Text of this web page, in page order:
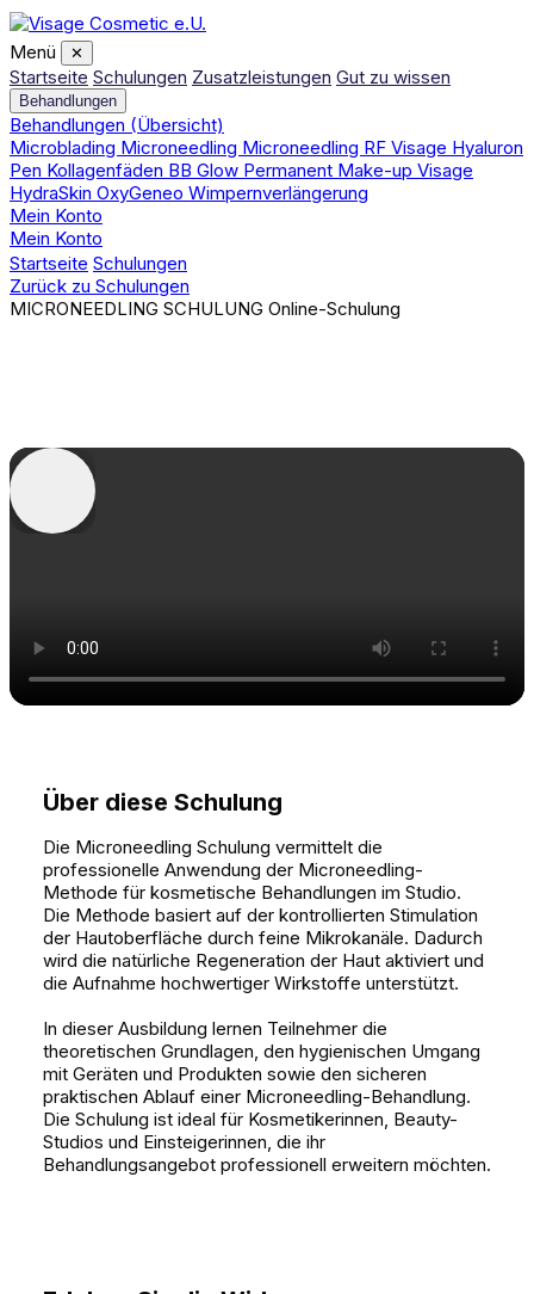
Menü ✕
Startseite Schulungen Zusatzleistungen Gut zu wissen
Behandlungen
Behandlungen (Übersicht)
Microblading Microneedling Microneedling RF Visage Hyaluron
Pen Kollagenfäden BB Glow Permanent Make-up Visage
HydraSkin OxyGeneo Wimpernverlängerung
Mein Konto
Mein Konto
Startseite Schulungen
Zurück zu Schulungen
MICRONEEDLING SCHULUNG Online-Schulung
Über diese Schulung
Die Microneedling Schulung vermittelt die
professionelle Anwendung der Microneedling-
Methode für kosmetische Behandlungen im Studio.
Die Methode basiert auf der kontrollierten Stimulation
der Hautoberfläche durch feine Mikrokanäle. Dadurch
wird die natürliche Regeneration der Haut aktiviert und
die Aufnahme hochwertiger Wirkstoffe unterstützt.
In dieser Ausbildung lernen Teilnehmer die
theoretischen Grundlagen, den hygienischen Umgang
mit Geräten und Produkten sowie den sicheren
praktischen Ablauf einer Microneedling-Behandlung.
Die Schulung ist ideal für Kosmetikerinnen, Beauty-
Studios und Einsteigerinnen, die ihr
Behandlungsangebot professionell erweitern möchten.